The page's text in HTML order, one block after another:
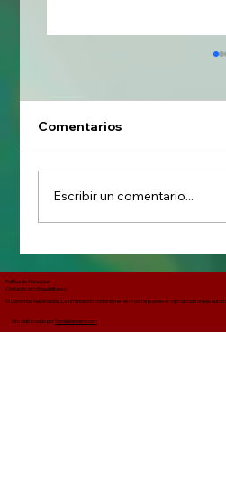
El uso de la palabra
Comentarios
Escribir un comentario...
Política de Privacidad
Contacto: info@laadelita.org
© Derechos Reservados. La información contenida en este portal puede ser reproducida previa
Sito web creado portiendabandera.com